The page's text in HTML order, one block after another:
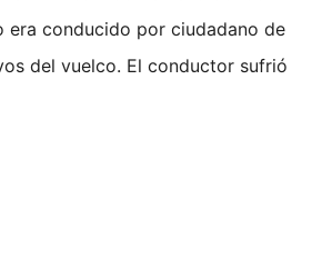
conducido por ciudadano de
del vuelco. El conductor sufrió